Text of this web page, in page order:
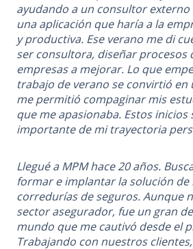
ayudando a un consultor
una aplicación que haría a la
y productiva. Ese verano me di
ser consultora, diseñar procesos
empresas a mejorar. Lo que
trabajo de verano se convirtió
me permitió compaginar mis
que me apasionaba. Estos
importante de mi trayectoria
Llegué a MPM hace 20 años.
formar e implantar la solución de
corredurías de seguros. Aunque
sector asegurador, fue un gran
mundo que me cautivó desde el
Trabajando con nuestros